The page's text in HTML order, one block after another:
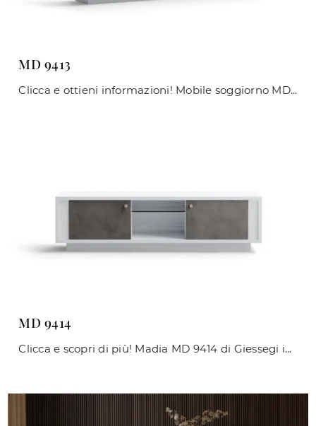
MD 9413
Clicca e ottieni informazioni! Mobile soggiorno MD 9413 di Giessegi in melaminico: ti attende per completare le tue stanze moderne.
MD 9414
Clicca e scopri di più! Madia MD 9414 di Giessegi in melaminico: ti attende per arricchire le tue stanze moderne.